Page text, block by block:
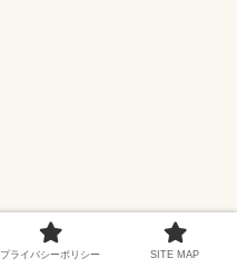
プライバシーポリシー SITE MAP